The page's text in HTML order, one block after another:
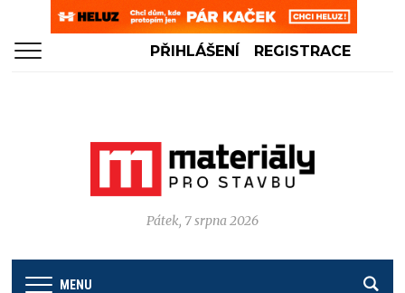
PŘIHLÁŠENÍ REGISTRACE
Pátek, 7 srpna 2026
MENU